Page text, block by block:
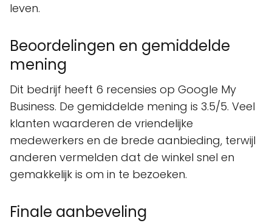
leven.
Beoordelingen en gemiddelde
mening
Dit bedrijf heeft 6 recensies op Google My
Business. De gemiddelde mening is 3.5/5. Veel
klanten waarderen de vriendelijke
medewerkers en de brede aanbieding, terwijl
anderen vermelden dat de winkel snel en
gemakkelijk is om in te bezoeken.
Finale aanbeveling